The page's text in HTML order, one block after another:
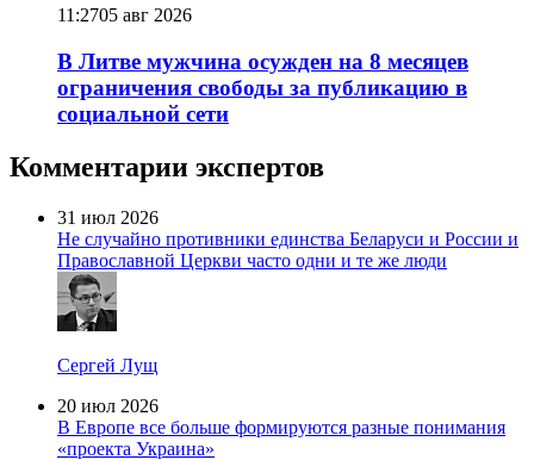
11:2705 авг 2026
В Литве мужчина осужден на 8 месяцев
ограничения свободы за публикацию в
социальной сети
Комментарии экспертов
31 июл 2026
Не случайно противники единства Беларуси и России и
Православной Церкви часто одни и те же люди
Сергей Лущ
20 июл 2026
В Европе все больше формируются разные понимания
«проекта Украина»